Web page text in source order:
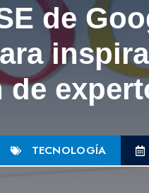
de
de
TECNOLOGÍA